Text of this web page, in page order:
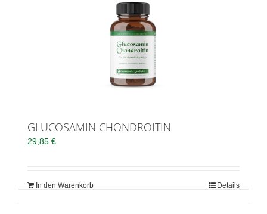
GLUCOSAMIN CHONDROITIN
29,85 €
In den Warenkorb Details